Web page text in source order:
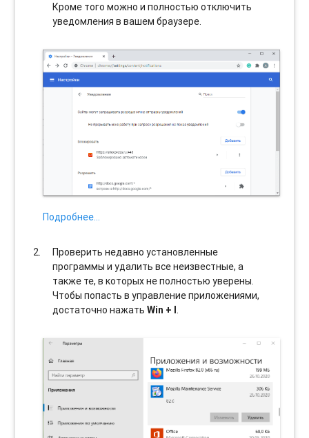
Кроме того можно и полностью отключить
уведомления в вашем браузере.
Подробнее…
Проверить недавно установленные
программы и удалить все неизвестные, а
также те, в которых не полностью уверены.
Чтобы попасть в управление приложениями,
достаточно нажатьWin + I.